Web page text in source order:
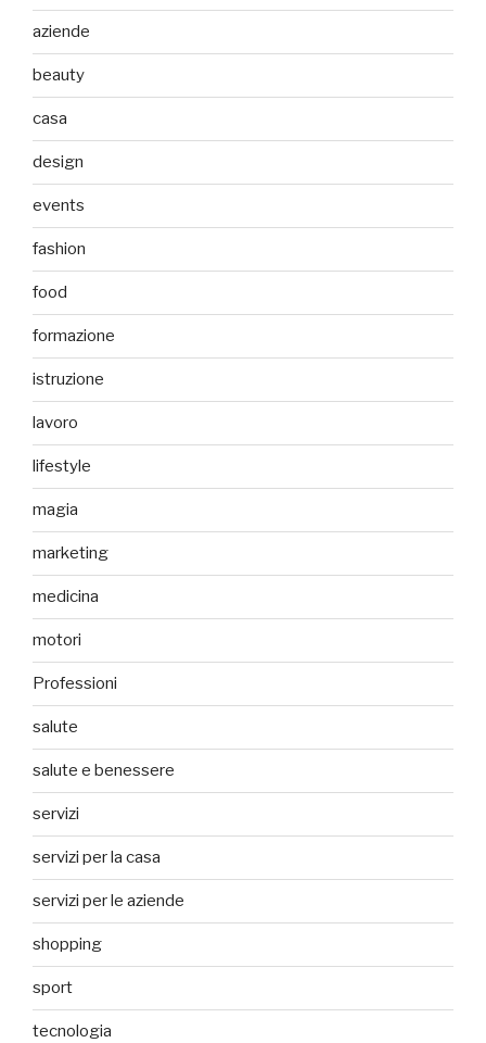
aziende
beauty
casa
design
events
fashion
food
formazione
istruzione
lavoro
lifestyle
magia
marketing
medicina
motori
Professioni
salute
salute e benessere
servizi
servizi per la casa
servizi per le aziende
shopping
sport
tecnologia